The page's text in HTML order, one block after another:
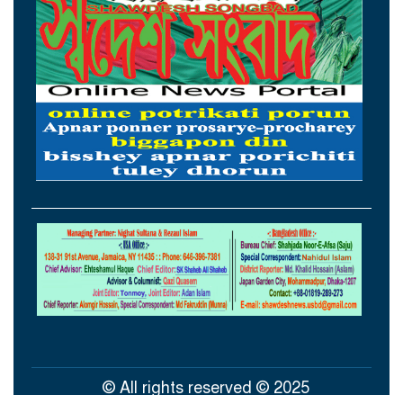
রিয়ার অ্যাডমিরাল মাহবুব আলী খানের ৪২তম
শাহাদাতবার্ষিকী বৃহস্পতিবার
‘জুলাই গণহত্যায় জড়িতদের শাস্তি নিশ্চিত করলে
কেউ রাষ্ট্রক্ষমতার অপব্যবহারের সাহস পাবে না’
আরেকটি বিপ্লব আসন্ন, দেশবাসীকে প্রস্তুতি
আরেকটি বিপ্লব আসন্ন, দেশবাসীকে প্রস্তুতি
নেওয়ার আহ্বান বিরোধীদলীয় নেতার
© All rights reserved © 2025